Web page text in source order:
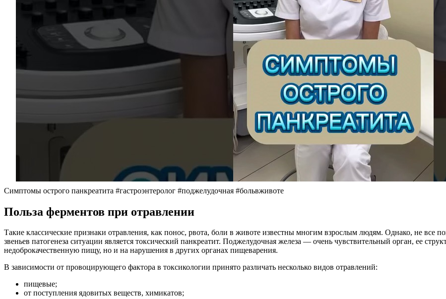
Симптомы острого панкреатита #гастроэнтеролог #поджелудочная #больвживоте
Польза ферментов при отравлении
Такие классические признаки отравления, как понос, рвота, боли в животе известны многим взрослым людям. Однако, не
звеньев патогенеза ситуации является токсический панкреатит. Поджелудочная железа — очень чувствительный орган, ее
недоброкачественную пищу, но и на нарушения в других органах пищеварения.
В зависимости от провоцирующего фактора в токсикологии принято различать несколько видов отравлений:
пищевые;
от поступления ядовитых веществ, химикатов;